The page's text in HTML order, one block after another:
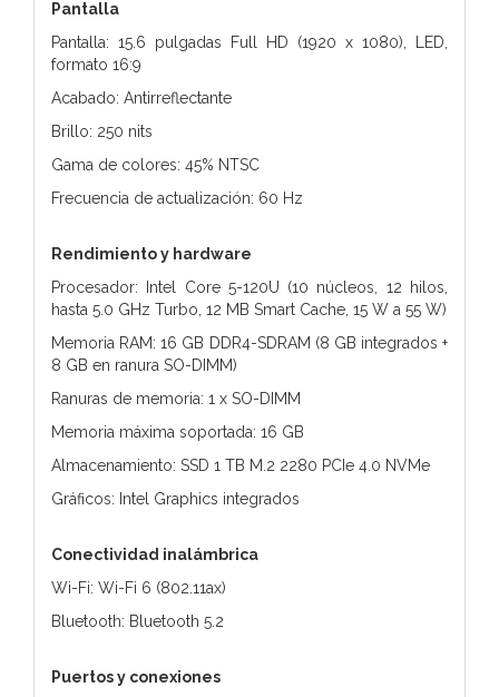
Pantalla
Pantalla: 15.6 pulgadas Full HD (1920 x 1080), LED,
formato 16:9
Acabado: Antirreflectante
Brillo: 250 nits
Gama de colores: 45% NTSC
Frecuencia de actualización: 60 Hz
Rendimiento y hardware
Procesador: Intel Core 5-120U (10 núcleos, 12 hilos,
hasta 5.0 GHz Turbo, 12 MB Smart Cache, 15 W a 55 W)
Memoria RAM: 16 GB DDR4-SDRAM (8 GB integrados +
8 GB en ranura SO-DIMM)
Ranuras de memoria: 1 x SO-DIMM
Memoria máxima soportada: 16 GB
Almacenamiento: SSD 1 TB M.2 2280 PCIe 4.0 NVMe
Gráficos: Intel Graphics integrados
Conectividad inalámbrica
Wi-Fi: Wi-Fi 6 (802.11ax)
Bluetooth: Bluetooth 5.2
Puertos y conexiones